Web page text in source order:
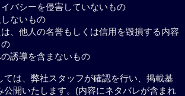
バシーを侵害していないもの
ないもの
、他人の名誉もしくは信用を毀損する内容
誘導を含まないもの
ては、弊社スタッフが確認を行い、掲載基
公開いたします。(内容にネタバレが含まれ